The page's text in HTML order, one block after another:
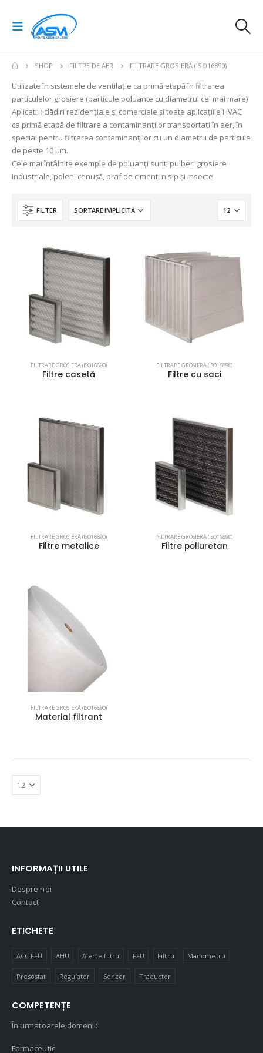
SHOP FILTRE DE AER FILTRARE GROSIERĂ (ISO16890)
Utilizate în sistemele de ventilație ca primă etapă în filtrarea
particulelor grosiere (particule poluante cu diametrul cel mai mare)
Aplicatii : clădiri rezidențiale și comerciale și toate aplicațiile HVAC
ca primă etapă de filtrare a contaminanților transportați în aer, în
special pentru filtrarea contaminanților cu un diametru de particule
de peste 10 μm.
Cele mai întâlnite exemple de poluanți sunt; pulberi grosiere
industriale, polen, cenușă, praf de ciment, nisip și insecte
FILTER
FILTRARE GROSIERĂ (ISO16890)
Filtre casetă
FILTRARE GROSIERĂ (ISO16890)
Filtre cu saci
FILTRARE GROSIERĂ (ISO16890)
Filtre metalice
FILTRARE GROSIERĂ (ISO16890)
Filtre poliuretan
FILTRARE GROSIERĂ (ISO16890)
Material filtrant
INFORMAȚII UTILE
Despre noi
Contact
ETICHETE
ACC FFU AHU Alerte filtru FFU Filtru Manometru
Presostat Regulator Senzor Traductor
COMPETENȚE
În urmatoarele domenii:
Farmaceutic